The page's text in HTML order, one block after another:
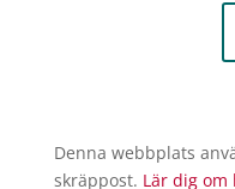
Denna webbplats
skräppost. Lär dig